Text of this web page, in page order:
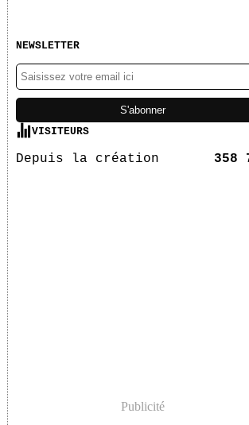
NEWSLETTER
VISITEURS
Depuis la création 358
Publicité